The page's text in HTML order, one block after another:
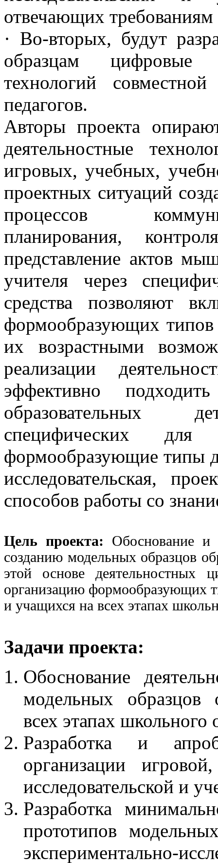
отвечающих требованиям
· Во-вторых, будут
образцам цифровые
технологий
педагогов.
Авторы проекта
деятельностные
игровых, учебных,
проектных ситуаций
процессов
планирования,
представление актов
учителя через
средства позволяют
формообразующих типов
их возрастными
реализации
эффективно
образовательных
специфических
формообразующие типы
исследовательская,
способов работы со
Цель проекта:
Обоснование и
созданию модельных образцов
этой основе деятельностных
организацию формообразующих
и учащихся на всех этапах
Задачи проекта:
Обоснование
модельных образцов
всех этапах школьного
Разработка и
организации
исследовательской и
Разработка
прототипов
экспериментально-